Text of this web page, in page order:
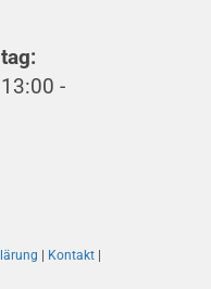
-
| Kontakt |